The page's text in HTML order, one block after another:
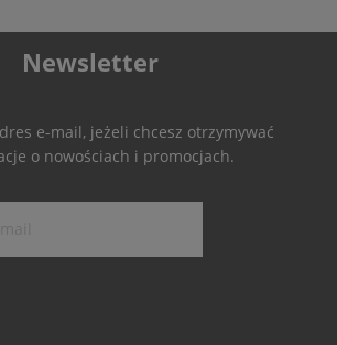
Newsletter
e-mail, jeżeli chcesz otrzymywać
o nowościach i promocjach.